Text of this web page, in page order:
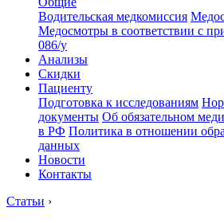
Водительская медкомиссия
Медосмотры в соответствии с
086/у
Анализы
Скидки
Пациенту
Подготовка к исследованиям
документы Об обязательном
в РФ Политика в отношении
данных
Новости
Контакты
Статьи ›